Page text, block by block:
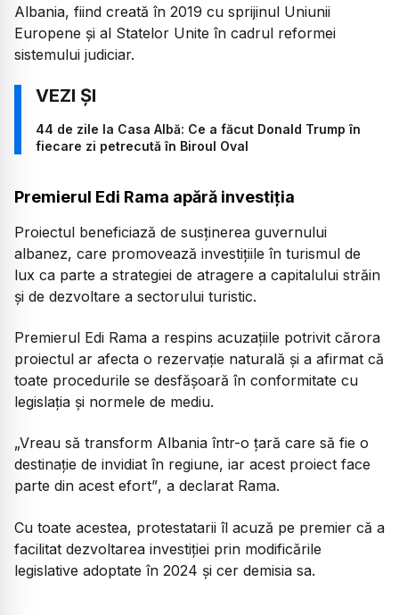
Albania, fiind creată în 2019 cu sprijinul Uniunii
Europene și al Statelor Unite în cadrul reformei
sistemului judiciar.
44 de zile la Casa Albă: Ce a făcut Donald Trump în
fiecare zi petrecută în Biroul Oval
Premierul Edi Rama apără investiția
Proiectul beneficiază de susținerea guvernului
albanez, care promovează investițiile în turismul de
lux ca parte a strategiei de atragere a capitalului străin
și de dezvoltare a sectorului turistic.
Premierul Edi Rama a respins acuzațiile potrivit cărora
proiectul ar afecta o rezervație naturală și a afirmat că
toate procedurile se desfășoară în conformitate cu
legislația și normele de mediu.
„Vreau să transform Albania într-o țară care să fie o
destinație de invidiat în regiune, iar acest proiect face
parte din acest efort”, a declarat Rama.
Cu toate acestea, protestatarii îl acuză pe premier că a
facilitat dezvoltarea investiției prin modificările
legislative adoptate în 2024 și cer demisia sa.